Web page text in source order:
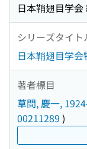
日本鞘翅目学会
シリーズタイト
日本鞘翅目学
著者標目
草間, 慶一,
00211289 )